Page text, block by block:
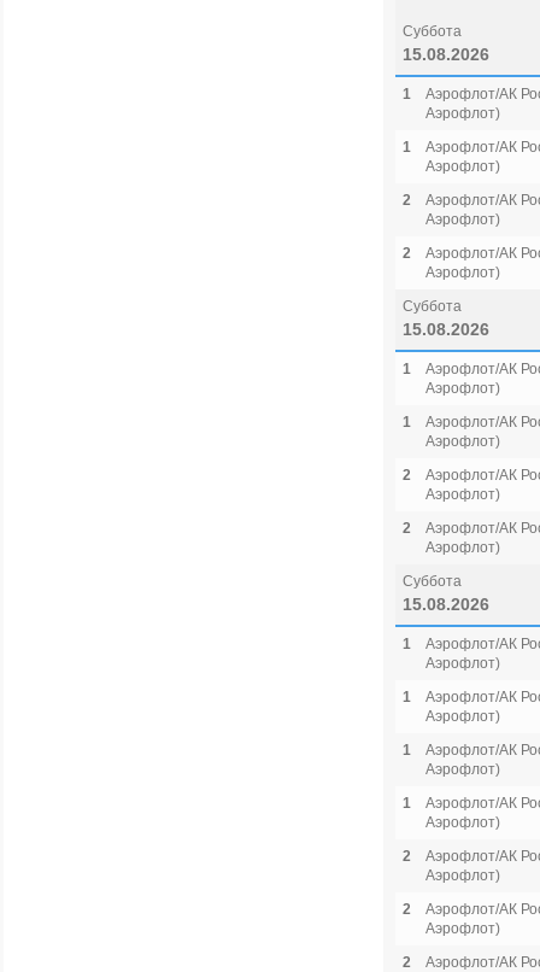
Суббота
15.08.2026
1
Аэрофлот/АК
Аэрофлот)
1
Аэрофлот/АК
Аэрофлот)
2
Аэрофлот/АК
Аэрофлот)
2
Аэрофлот/АК
Аэрофлот)
Суббота
15.08.2026
1
Аэрофлот/АК
Аэрофлот)
1
Аэрофлот/АК
Аэрофлот)
2
Аэрофлот/АК
Аэрофлот)
2
Аэрофлот/АК
Аэрофлот)
Суббота
15.08.2026
1
Аэрофлот/АК
Аэрофлот)
1
Аэрофлот/АК
Аэрофлот)
1
Аэрофлот/АК
Аэрофлот)
1
Аэрофлот/АК
Аэрофлот)
2
Аэрофлот/АК
Аэрофлот)
2
Аэрофлот/АК
Аэрофлот)
2
Аэрофлот/АК